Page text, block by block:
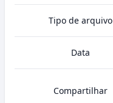
Tipo de arquivo
Data
Compartilhar